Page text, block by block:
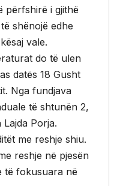
përfshirë i gjithë
shënojë edhe
vale.
do të ulen
datës 18 Gusht
Nga fundjava
të shtunën 2,
Lajda Porja.
me reshje shiu.
reshje në pjesën
të fokusuara në